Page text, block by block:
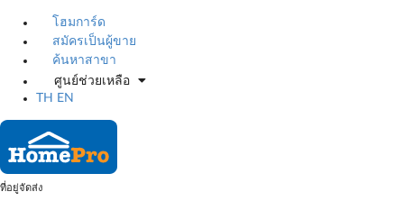
โฮมการ์ด
สมัครเป็นผู้ขาย
ค้นหาสาขา
ศูนย์ช่วยเหลือ
TH
EN
ที่อยู่จัดส่ง